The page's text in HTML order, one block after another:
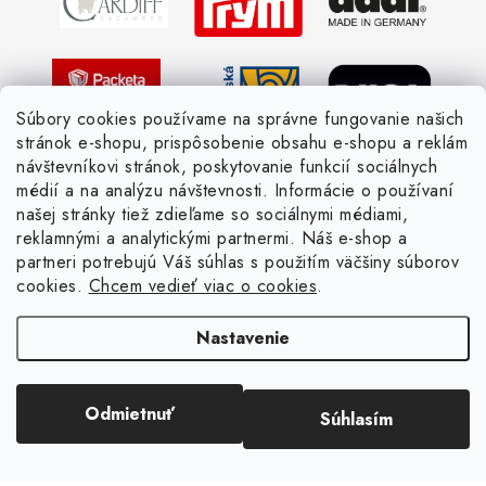
Súbory cookies používame na správne fungovanie našich
stránok e-shopu, prispôsobenie obsahu e-shopu a reklám
návštevníkovi stránok, poskytovanie funkcií sociálnych
médií a na analýzu návštevnosti. Informácie o používaní
našej stránky tiež zdieľame so sociálnymi médiami,
reklamnými a analytickými partnermi. Náš e-shop a
partneri potrebujú Váš súhlas s použitím väčšiny súborov
cookies. Chcem vedieť viac o cookies.
Nastavenie
Odmietnuť Súhlasím
Žiadosť dotknutej osoby
Pletený slovník anglicky-česky
Pletený slovník česky-anglicky
Vytvoril Shoptet
. Všetky práva vyhradené.Upraviť nastavenie